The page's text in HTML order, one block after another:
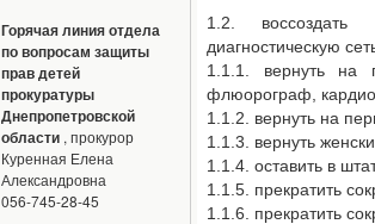
Горячая линия отдела
по вопросам защиты
прав детей
прокуратуры
Днепропетровской
области, прокурор
Куренная Елена
Александровна
056-745-28-45
1.2. воссоздать
диагностическую
1.1.1. вернуть на
флюорограф,
1.1.2. вернуть на
1.1.3. вернуть
1.1.4. оставить в
1.1.5. прекратить
1.1.6. прекратить